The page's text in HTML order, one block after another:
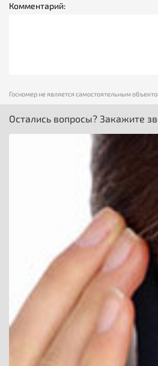
Комментарий:
Госномер не является самостоятельным
Остались вопросы? Закажите